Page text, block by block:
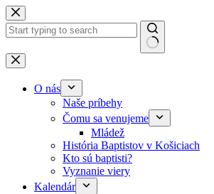
Skip to content
No results
O nás
Naše príbehy
Čomu sa venujeme
Mládež
História Baptistov v Košiciach
Kto sú baptisti?
Vyznanie viery
Kalendár